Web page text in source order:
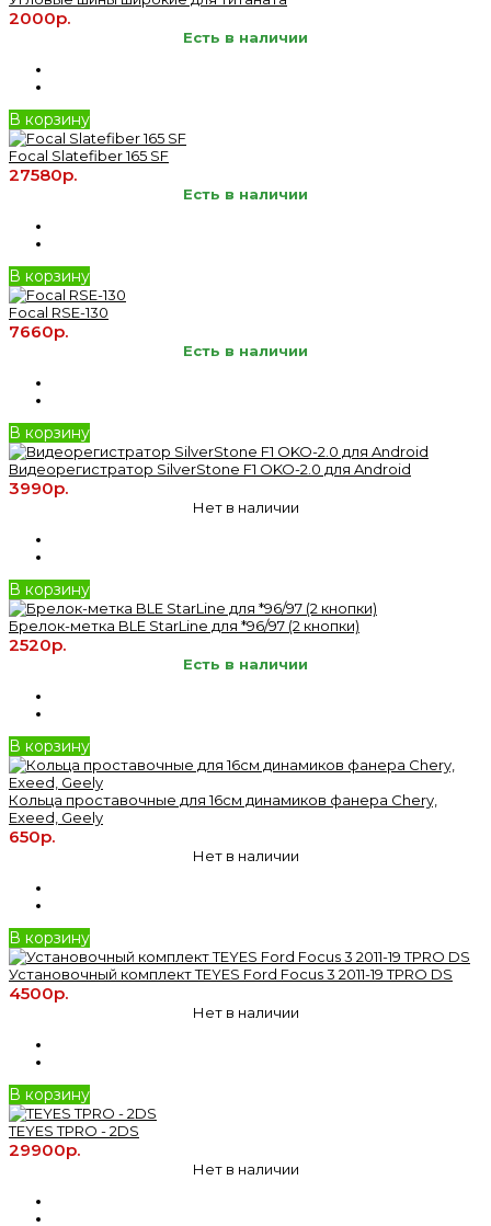
2000р.
Есть в наличии
В корзину
Focal Slatefiber 165 SF
27580р.
Есть в наличии
В корзину
Focal RSE-130
7660р.
Есть в наличии
В корзину
Видеорегистратор SilverStone F1 OKO-2.0 для Android
3990р.
Нет в наличии
В корзину
Брелок-метка BLE StarLine для *96/97 (2 кнопки)
2520р.
Есть в наличии
В корзину
Кольца проставочные для 16см динамиков фанера Chery,
Exeed, Geely
650р.
Нет в наличии
В корзину
Установочный комплект TEYES Ford Focus 3 2011-19 TPRO DS
4500р.
Нет в наличии
В корзину
TEYES TPRO - 2DS
29900р.
Нет в наличии